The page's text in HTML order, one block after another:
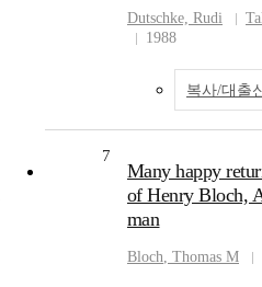
Dutschke, Rudi
1988
복사/대출
7
Many happy
of Henry Bloch,
man
Bloch, Thomas M